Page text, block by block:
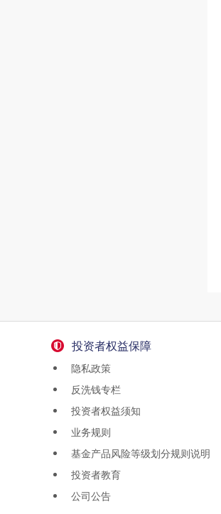
投资者权益保障
隐私政策
反洗钱专栏
投资者权益须知
业务规则
基金产品风险等级划分规则说明
投资者教育
公司公告